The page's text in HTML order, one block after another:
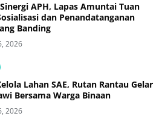
APH, Lapas Amuntai Tuan
dan Penandatanganan
Banding
2026
Lahan SAE, Rutan Rantau Gelar
Bersama Warga Binaan
2026